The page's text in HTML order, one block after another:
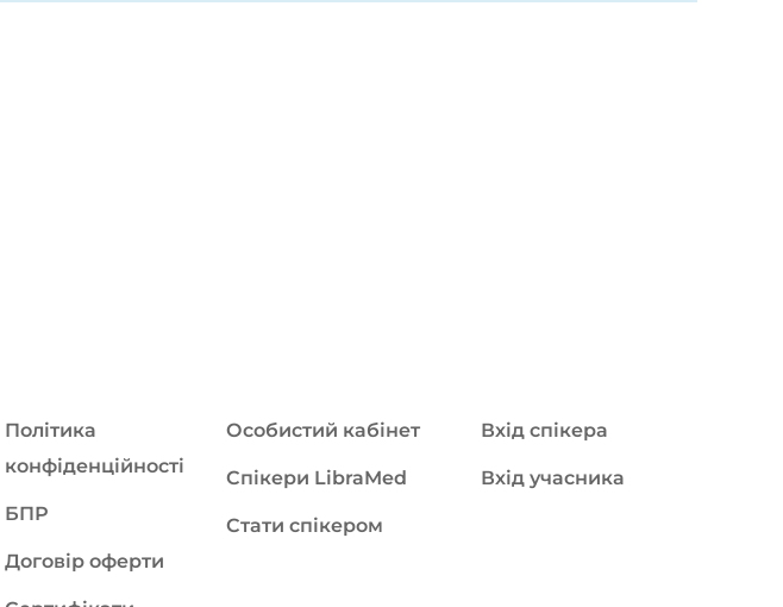
Політика
конфіденційності
БПР
Договір оферти
Особистий кабінет
Спікери LibraMed
Стати спікером
Вхід спікера
Вхід учасника